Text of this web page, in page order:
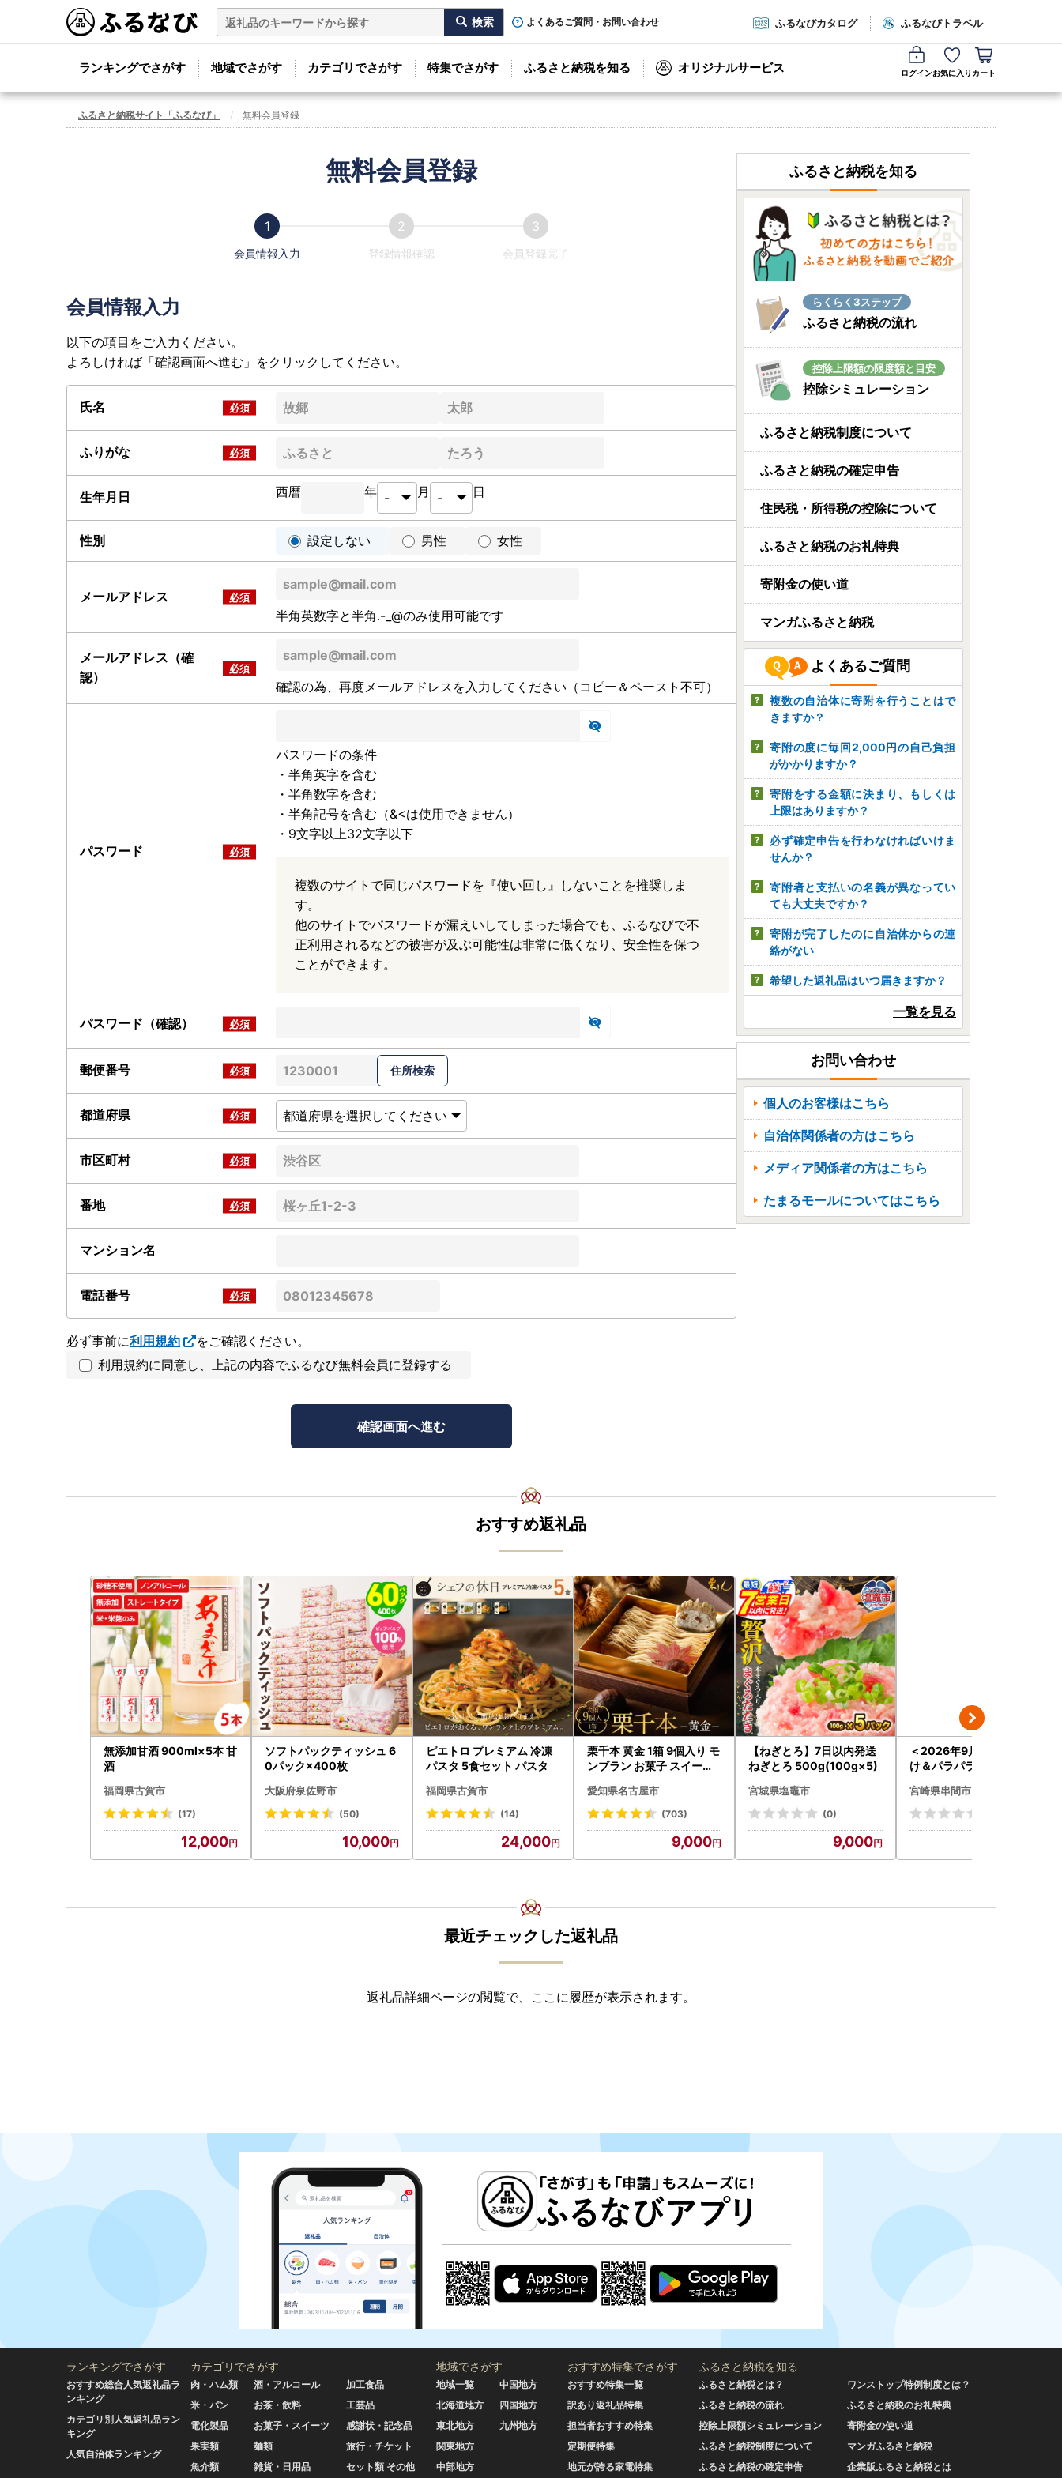
よくあるご質問・お問い合わせ ふるなびカタログ ふるなびトラベル
ランキングでさがす 地域でさがす カテゴリでさがす 特集でさがす ふるさと納税を知る オリジナルサービス ログインお気に入り カート
ふるさと納税サイト「ふるなび」 無料会員登録
無料会員登録
会員情報入力 登録情報確認 会員登録完了
会員情報入力
以下の項目をご入力ください。
よろしければ「確認画面へ進む」をクリックしてください。
氏名
ふりがな
生年月日 西暦 年 月 日
性別 設定しない 男性 女性
メールアドレス
半角英数字と半角.-_@のみ使用可能です
メールアドレス（確
認）
確認の為、再度メールアドレスを入力してください（コピー＆ペースト不可）
パスワード
パスワードの条件
・半角英字を含む
・半角数字を含む
・半角記号を含む（&<は使用できません）
・9文字以上32文字以下
複数のサイトで同じパスワードを『使い回し』しないことを推奨しま
す。
他のサイトでパスワードが漏えいしてしまった場合でも、ふるなびで不
正利用されるなどの被害が及ぶ可能性は非常に低くなり、安全性を保つ
ことができます。
パスワード（確認）
郵便番号
都道府県
市区町村
番地
マンション名
電話番号
必ず事前に利用規約
をご確認ください。
利用規約に同意し、上記の内容でふるなび無料会員に登録する
ふるさと納税を知る
らくらく3ステップ
ふるさと納税の流れ
控除上限額の限度額と目安
控除シミュレーション
ふるさと納税制度について
ふるさと納税の確定申告
住民税・所得税の控除について
ふるさと納税のお礼特典
寄附金の使い道
マンガふるさと納税
よくあるご質問
複数の自治体に寄附を行うことはで
きますか？
寄附の度に毎回2,000円の自己負担
がかかりますか？
寄附をする金額に決まり、もしくは
上限はありますか？
必ず確定申告を行わなければいけま
せんか？
寄附者と支払いの名義が異なってい
ても大丈夫ですか？
寄附が完了したのに自治体からの連
絡がない
希望した返礼品はいつ届きますか？
一覧を見る
お問い合わせ
個人のお客様はこちら
自治体関係者の方はこちら
メディア関係者の方はこちら
たまるモールについてはこちら
おすすめ返礼品
無添加甘酒 900ml×5本 甘
酒
福岡県古賀市
(17)
12,000
ソフトパックティッシュ 6
0パック×400枚
大阪府泉佐野市
(50)
10,000
ピエトロ プレミアム 冷凍
パスタ 5食セット パスタ
福岡県古賀市
(14)
24,000
栗千本 黄金 1箱 9個入り モ
ンブラン お菓子 スイーツ
愛知県名古屋市
(703)
9,000
【ねぎとろ】7日以内発送
ねぎとろ 500g(100g×5)
宮城県塩竈市
(0)
9,000
＜2026年9月発送＞小分
け＆パラパラ！宮崎県産鶏
-009-2609
宮崎県串間市
最近チェックした返礼品
返礼品詳細ページの閲覧で、ここに履歴が表示されます。
ランキングでさがす
おすすめ総合人気返礼品ラ
ンキング
カテゴリ別人気返礼品ラン
キング
人気自治体ランキング
カテゴリでさがす
肉・ハム類
米・パン
電化製品
果実類
魚介類
酒・アルコール
お茶・飲料
お菓子・スイーツ
麺類
雑貨・日用品
加工食品
工芸品
感謝状・記念品
旅行・チケット
セット類 その他
地域でさがす
地域一覧
北海道地方
東北地方
関東地方
中部地方
中国地方
四国地方
九州地方
おすすめ特集でさがす
おすすめ特集一覧
訳あり返礼品特集
担当者おすすめ特集
定期便特集
地元が誇る家電特集
ふるさと納税を知る
ふるさと納税とは？
ふるさと納税の流れ
控除上限額シミュレーション
ふるさと納税制度について
ふるさと納税の確定申告
ワンストップ特例制度とは？
ふるさと納税のお礼特典
寄附金の使い道
マンガふるさと納税
企業版ふるさと納税とは